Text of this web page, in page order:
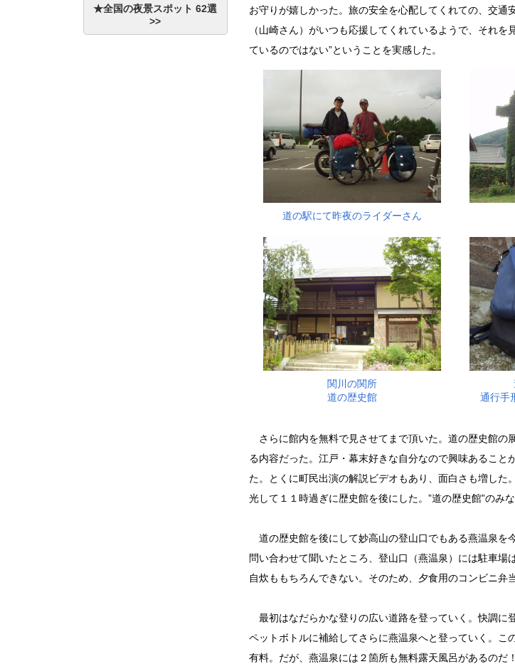
★全国の夜景スポット 62選
>>
お守りが嬉しかった。旅の安全を心配してくれての、交
（山崎さん）がいつも応援してくれているようで、それ
ているのではない”ということを実感した。
道の駅にて昨夜のライダーさん
関川の関所
道の歴史館
通行手
さらに館内を無料で見させてまで頂いた。道の歴史館の
る内容だった。江戸・幕末好きな自分なので興味あるこ
た。とくに町民出演の解説ビデオもあり、面白さも増し
光して１１時過ぎに歴史館を後にした。”道の歴史館”のみ
道の歴史館を後にして妙高山の登山口でもある燕温泉を
問い合わせて聞いたところ、登山口（燕温泉）には駐車
自炊ももちろんできない。そのため、夕食用のコンビニ弁
最初はなだらかな登りの広い道路を登っていく。快調に
ペットボトルに補給してさらに燕温泉へと登っていく。
有料。だが、燕温泉には２箇所も無料露天風呂があるのだ